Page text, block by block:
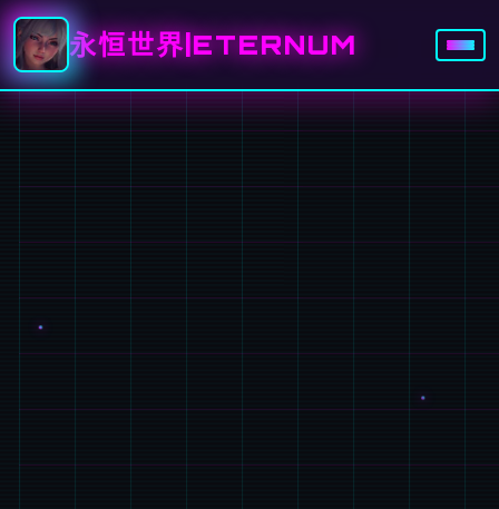
永恒世界|ETERNUM